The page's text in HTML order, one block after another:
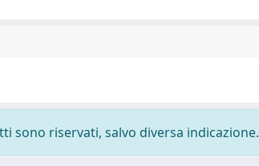
sono riservati, salvo diversa indicazione.